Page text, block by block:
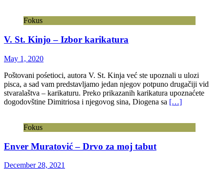
Fokus
V. St. Kinjo – Izbor karikatura
May 1, 2020
Poštovani pośetioci, autora V. St. Kinja već ste upoznali u ulozi
pisca, a sad vam predstavljamo jedan njegov potpuno drugačiji vid
stvaralaštva – karikaturu. Preko prikazanih karikatura upoznaćete
dogodovštine Dimitriosa i njegovog sina, Diogena sa […]
Fokus
Enver Muratović – Drvo za moj tabut
December 28, 2021